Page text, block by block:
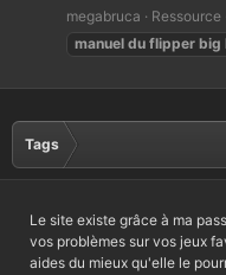
megabruca Ressource
manuel du flipper big
Tags
Le site existe grâce à ma
vos problèmes sur vos jeux
aides du mieux qu'elle le